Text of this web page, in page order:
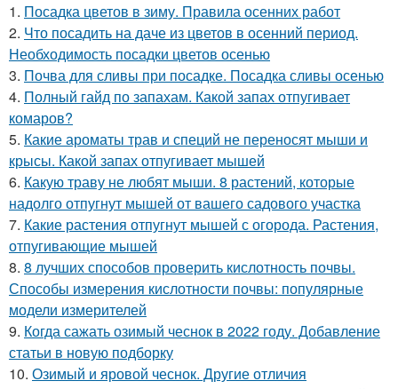
1. Посадка цветов в зиму. Правила осенних работ
2. Что посадить на даче из цветов в осенний период.
Необходимость посадки цветов осенью
3. Почва для сливы при посадке. Посадка сливы осенью
4. Полный гайд по запахам. Какой запах отпугивает
комаров?
5. Какие ароматы трав и специй не переносят мыши и
крысы. Какой запах отпугивает мышей
6. Какую траву не любят мыши. 8 растений, которые
надолго отпугнут мышей от вашего садового участка
7. Какие растения отпугнут мышей с огорода. Растения,
отпугивающие мышей
8. 8 лучших способов проверить кислотность почвы.
Способы измерения кислотности почвы: популярные
модели измерителей
9. Когда сажать озимый чеснок в 2022 году. Добавление
статьи в новую подборку
10. Озимый и яровой чеснок. Другие отличия